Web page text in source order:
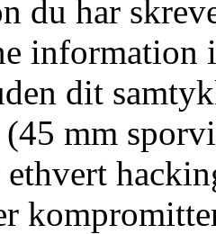
du har
dit
(45 mm